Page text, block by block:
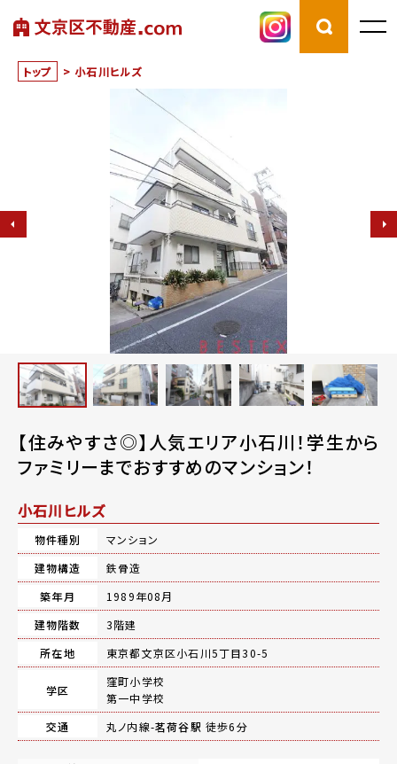
トップ > 小石川ヒルズ
【住みやすさ◎】人気エリア小石川！学生から
ファミリーまでおすすめのマンション！
小石川ヒルズ
物件種別
マンション
建物構造
鉄骨造
築年月
1989年08月
建物階数
3階建
所在地
東京都文京区小石川5丁目30-5
学区
窪町小学校
第一中学校
交通
丸ノ内線-茗荷谷駅 徒歩6分